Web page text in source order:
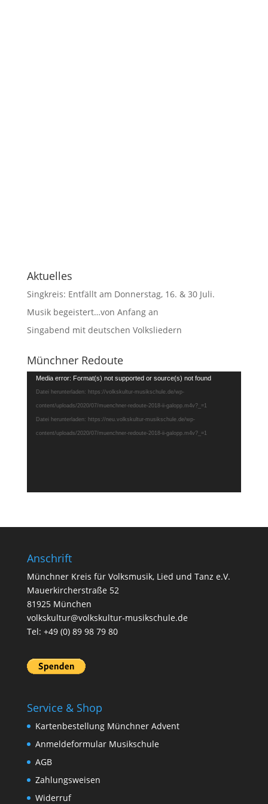
Aktuelles
Singkreis: Entfällt am Donnerstag, 16. & 30 Juli.
Musik begeistert…von Anfang an
Singabend mit deutschen Volksliedern
Münchner Redoute
Video-
Player
Media error: Format(s) not supported or source(s) not found
Datei herunterladen: https://volkskultur-musikschule.de/wp-
content/uploads/2020/07/muenchner-redoute-2018-ii-galopp.m4v?_=1
Datei herunterladen: https://neu.volkskultur-musikschule.de/wp-
content/uploads/2020/07/muenchner-redoute-2018-ii-galopp.m4v?_=1
Anschrift
Münchner Kreis für Volksmusik, Lied und Tanz e.V.
Mauerkircherstraße 52
81925 München
volkskultur@volkskultur-musikschule.de
Tel: +49 (0) 89 98 79 80
Service & Shop
Kartenbestellung Münchner Advent
Anmeldeformular Musikschule
AGB
Zahlungsweisen
Widerruf